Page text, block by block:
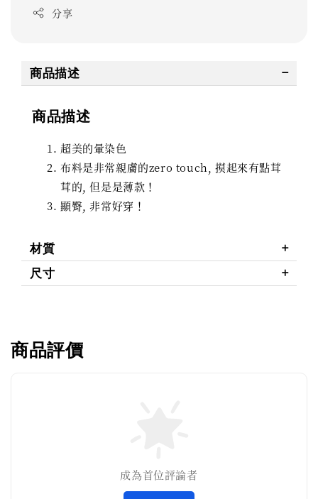
分享
商品描述
商品描述
超美的暈染色
布料是非常親膚的zero touch, 摸起來有點茸
茸的, 但是是薄款！
顯臀, 非常好穿！
材質
尺寸
商品評價
成為首位評論者